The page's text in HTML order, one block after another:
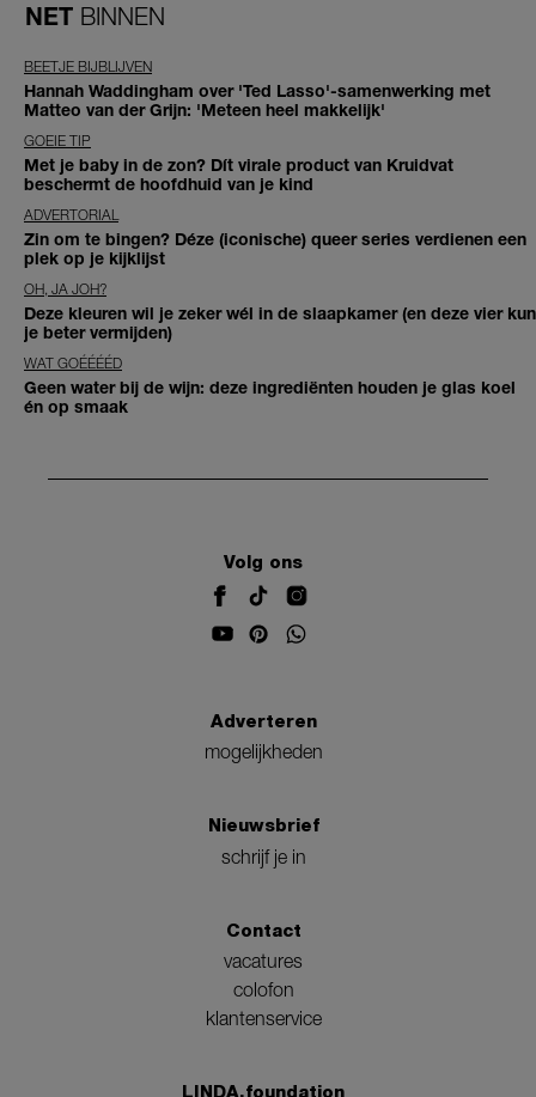
NET BINNEN
BEETJE BIJBLIJVEN
Hannah Waddingham over 'Ted Lasso'-samenwerking met
Matteo van der Grijn: 'Meteen heel makkelijk'
GOEIE TIP
Met je baby in de zon? Dít virale product van Kruidvat
beschermt de hoofdhuid van je kind
ADVERTORIAL
Zin om te bingen? Déze (iconische) queer series verdienen een
plek op je kijklijst
OH, JA JOH?
Deze kleuren wil je zeker wél in de slaapkamer (en deze vier kun
je beter vermijden)
WAT GOÉÉÉÉD
Geen water bij de wijn: deze ingrediënten houden je glas koel
én op smaak
Volg ons
Adverteren
mogelijkheden
Nieuwsbrief
schrijf je in
Contact
vacatures
colofon
klantenservice
LINDA.foundation